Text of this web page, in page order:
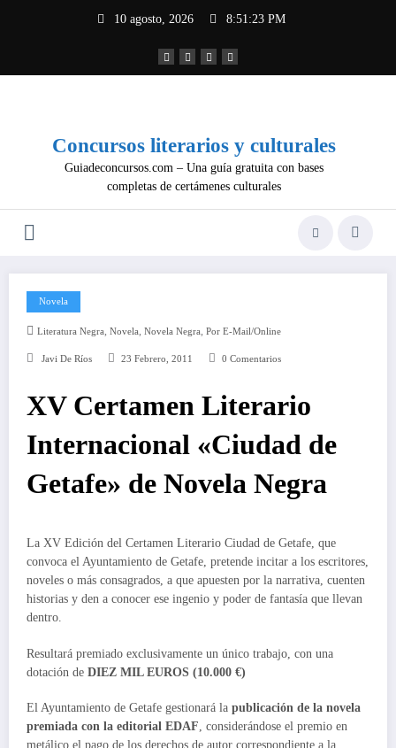
10 agosto, 2026 8:51:24 PM
Concursos literarios y culturales
Guiadeconcursos.com – Una guía gratuita con bases
completas de certámenes culturales
Novela
Literatura Negra, Novela, Novela Negra, Por E-Mail/online
Javi De Ríos 23 Febrero, 2011 0 Comentarios
XV Certamen Literario
Internacional «Ciudad de
Getafe» de Novela Negra
La XV Edición del Certamen Literario Ciudad de Getafe, que
convoca el Ayuntamiento de Getafe, pretende incitar a los escritores,
noveles o más consagrados, a que apuesten por la narrativa, cuenten
historias y den a conocer ese ingenio y poder de fantasía que llevan
dentro.
Resultará premiado exclusivamente un único trabajo, con una
dotación de DIEZ MIL EUROS (10.000 €)
El Ayuntamiento de Getafe gestionará la publicación de la novela
premiada con la editorial EDAF , considerándose el premio en
metálico el pago de los derechos de autor correspondiente a la